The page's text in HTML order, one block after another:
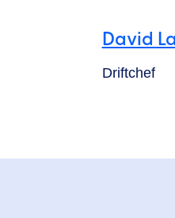
David
Driftchef